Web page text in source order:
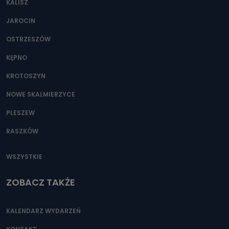
Można to zrobić pod numerem telefonu 62 735-51-05 lub
KALISZ
JAROCIN
OSTRZESZÓW
KĘPNO
KROTOSZYN
NOWE SKALMIERZYCE
PLESZEW
RASZKÓW
WSZYSTKIE
ZOBACZ TAKŻE
KALENDARZ WYDARZEŃ